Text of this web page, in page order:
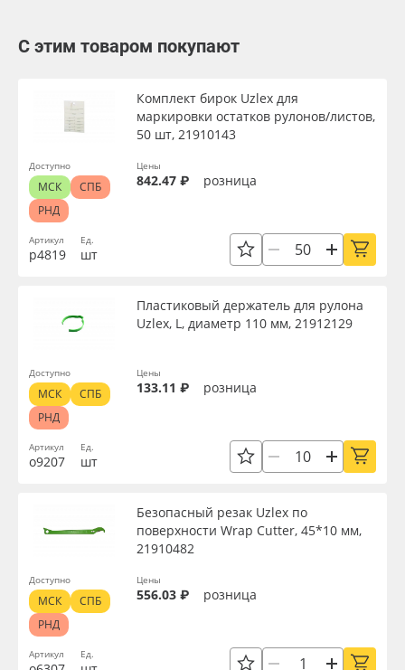
С этим товаром покупают
Артикул
р4819
Комплект бирок Uzlex для
маркировки остатков рулонов/листов,
50 шт, 21910143
Ед.
шт
Цены
842.47 ₽ розница
Доступно
МСК
СПБ
РНД
Артикул
о9207
Пластиковый держатель для рулона
Uzlex, L, диаметр 110 мм, 21912129
Ед.
шт
Цены
133.11 ₽ розница
Доступно
МСК
СПБ
РНД
Артикул
Безопасный резак Uzlex по
поверхности Wrap Cutter, 45*10 мм,
21910482
Ед.
Цены
556.03 ₽ розница
Доступно
МСК
СПБ
РНД